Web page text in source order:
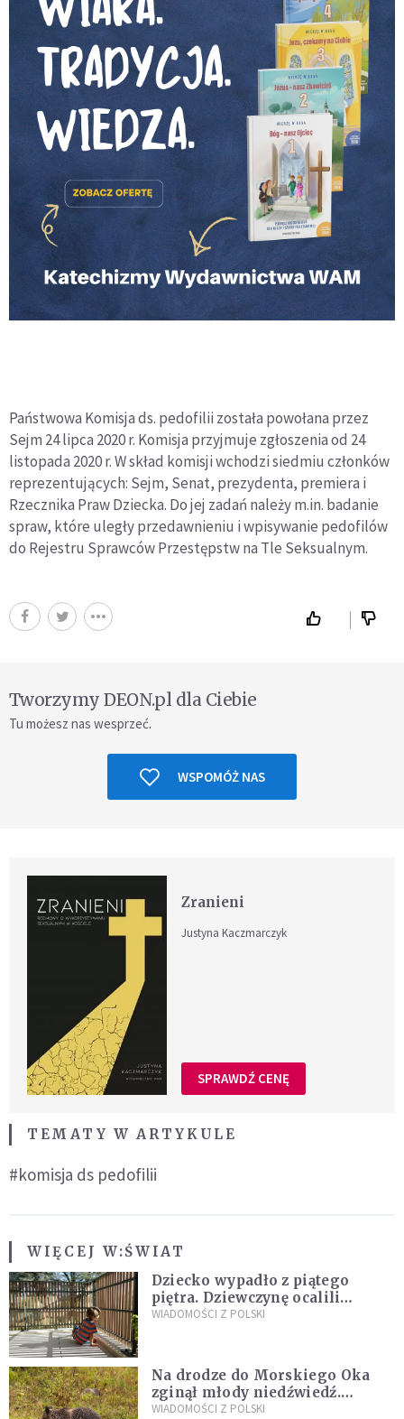
Państwowa Komisja ds. pedofilii została powołana przez
Sejm 24 lipca 2020 r. Komisja przyjmuje zgłoszenia od 24
listopada 2020 r. W skład komisji wchodzi siedmiu członków
reprezentujących: Sejm, Senat, prezydenta, premiera i
Rzecznika Praw Dziecka. Do jej zadań należy m.in. badanie
spraw, które uległy przedawnieniu i wpisywanie pedofilów
do Rejestru Sprawców Przestępstw na Tle Seksualnym.
Tworzymy DEON.pl dla Ciebie
Tu możesz nas wesprzeć.
WSPOMÓŻ NAS
Zranieni
Justyna Kaczmarczyk
SPRAWDŹ CENĘ
TEMATY W ARTYKULE
#komisja ds pedofilii
WIĘCEJ W:ŚWIAT
Dziecko wypadło z piątego
piętra. Dziewczynę ocalili
sąsiedzi
WIADOMOŚCI Z POLSKI
Na drodze do Morskiego Oka
zginął młody niedźwiedź.
Sprawę bada Policja i TPN
WIADOMOŚCI Z POLSKI